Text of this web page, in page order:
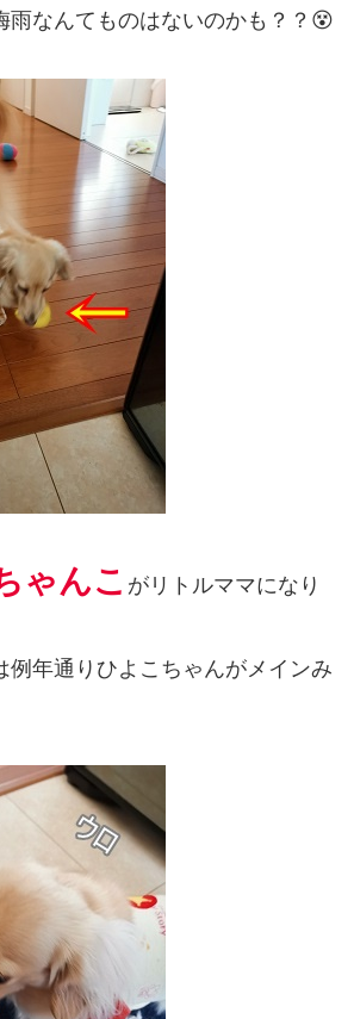
雨なんてものはないのかも？？😵
ゃんこ がリトルママになり
例年通りひよこちゃんがメインみ